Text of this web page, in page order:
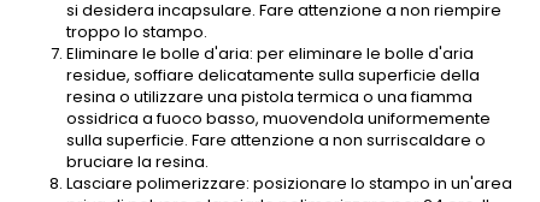
si desidera incapsulare. Fare attenzione a non riempire
troppo lo stampo.
Eliminare le bolle d'aria: per eliminare le bolle d'aria
residue, soffiare delicatamente sulla superficie della
resina o utilizzare una pistola termica o una fiamma
ossidrica a fuoco basso, muovendola uniformemente
sulla superficie. Fare attenzione a non surriscaldare o
bruciare la resina.
Lasciare polimerizzare: posizionare lo stampo in un'area